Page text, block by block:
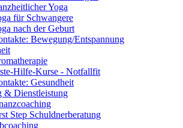
Yoga
für Schwangere
nach der Geburt
Bewegung/Entspannung
Hilfe-Kurse - Notfallfit
Gesundheit
& Dienstleistung
Step Schuldnerberatung